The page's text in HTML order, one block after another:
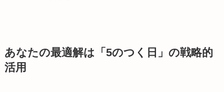
あなたの最適解は「5のつく日」の戦略的
活用